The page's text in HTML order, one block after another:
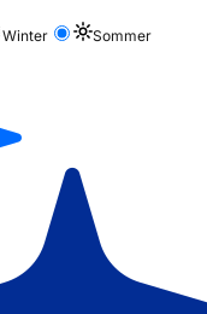
Winter Sommer